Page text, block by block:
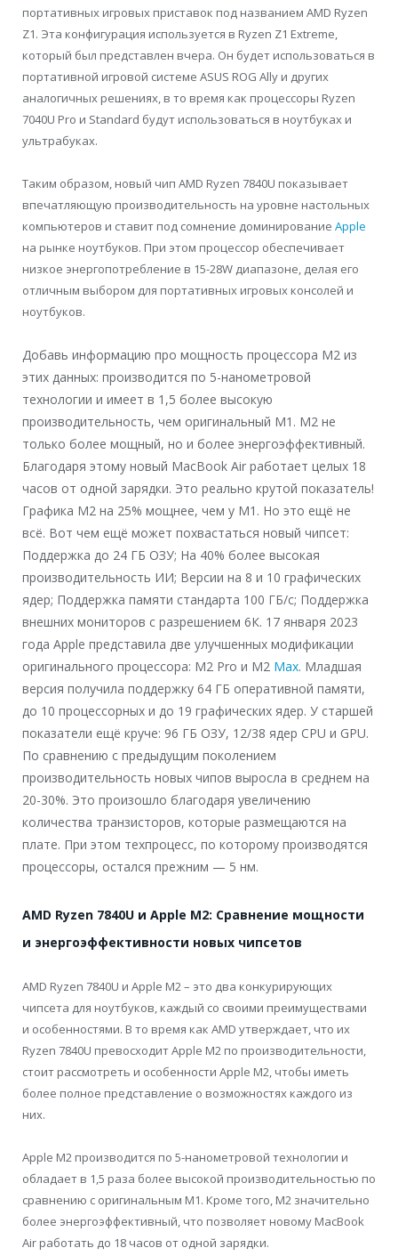
портативных игровых приставок под названием AMD Ryzen
Z1. Эта конфигурация используется в Ryzen Z1 Extreme,
который был представлен вчера. Он будет использоваться в
портативной игровой системе ASUS ROG Ally и других
аналогичных решениях, в то время как процессоры Ryzen
7040U Pro и Standard будут использоваться в ноутбуках и
ультрабуках.
Таким образом, новый чип AMD Ryzen 7840U показывает
впечатляющую производительность на уровне настольных
компьютеров и ставит под сомнение доминирование Apple
на рынке ноутбуков. При этом процессор обеспечивает
низкое энергопотребление в 15-28W диапазоне, делая его
отличным выбором для портативных игровых консолей и
ноутбуков.
Добавь информацию про мощность процессора М2 из
этих данных: производится по 5-нанометровой
технологии и имеет в 1,5 более высокую
производительность, чем оригинальный M1. M2 не
только более мощный, но и более энергоэффективный.
Благодаря этому новый MacBook Air работает целых 18
часов от одной зарядки. Это реально крутой показатель!
Графика M2 на 25% мощнее, чем у M1. Но это ещё не
всё. Вот чем ещё может похвастаться новый чипсет:
Поддержка до 24 ГБ ОЗУ; На 40% более высокая
производительность ИИ; Версии на 8 и 10 графических
ядер; Поддержка памяти стандарта 100 ГБ/с; Поддержка
внешних мониторов с разрешением 6К. 17 января 2023
года Apple представила две улучшенных модификации
оригинального процессора: M2 Pro и M2 Max. Младшая
версия получила поддержку 64 ГБ оперативной памяти,
до 10 процессорных и до 19 графических ядер. У старшей
показатели ещё круче: 96 ГБ ОЗУ, 12/38 ядер CPU и GPU.
По сравнению с предыдущим поколением
производительность новых чипов выросла в среднем на
20-30%. Это произошло благодаря увеличению
количества транзисторов, которые размещаются на
плате. При этом техпроцесс, по которому производятся
процессоры, остался прежним — 5 нм.
AMD Ryzen 7840U и Apple M2: Сравнение мощности
и энергоэффективности новых чипсетов
AMD Ryzen 7840U и Apple M2 – это два конкурирующих
чипсета для ноутбуков, каждый со своими преимуществами
и особенностями. В то время как AMD утверждает, что их
Ryzen 7840U превосходит Apple M2 по производительности,
стоит рассмотреть и особенности Apple M2, чтобы иметь
более полное представление о возможностях каждого из
них.
Apple M2 производится по 5-нанометровой технологии и
обладает в 1,5 раза более высокой производительностью по
сравнению с оригинальным M1. Кроме того, M2 значительно
более энергоэффективный, что позволяет новому MacBook
Air работать до 18 часов от одной зарядки.